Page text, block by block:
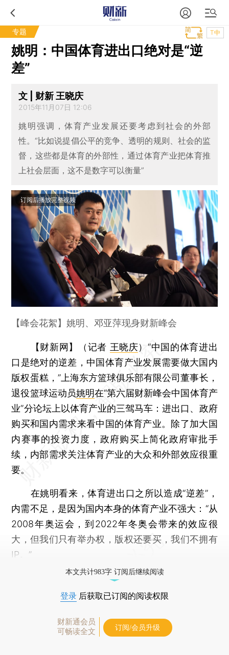
专题 T中
姚明：中国体育进出口绝对是“逆
差”
文 | 财新 王晓庆
2015年11月07日 12:06
姚明强调，体育产业发展还要考虑到社会的外部
性。“比如说提倡公平的竞争、透明的规则、社会的监
督，这些都是体育的外部性，通过体育产业把体育推
上社会层面，这不是数字可以衡量”
订阅后播放完整视频
【峰会花絮】姚明、邓亚萍现身财新峰会
【财新网】（记者 王晓庆）“中国的体育进出
口是绝对的逆差，中国体育产业发展需要做大国内
版权蛋糕，”上海东方篮球俱乐部有限公司董事长，
退役篮球运动员姚明在“第六届财新峰会中国体育产
业”分论坛上以体育产业的三驾马车：进出口、政府
购买和国内需求来看中国的体育产业。除了加大国
内赛事的投资力度，政府购买上简化政府审批手
续，内部需求关注体育产业的大众和外部效应很重
要。
在姚明看来，体育进出口之所以造成“逆差”，
内需不足，是因为国内本身的体育产业不强大：“从
2008年奥运会，到2022年冬奥会带来的效应很
大，但我们只有举办权，版权还要买，我们不拥有
IP。”
本文共计983字 订阅后继续阅读
登录 后获取已订阅的阅读权限
财新通会员
可畅读全文
订阅/会员升级